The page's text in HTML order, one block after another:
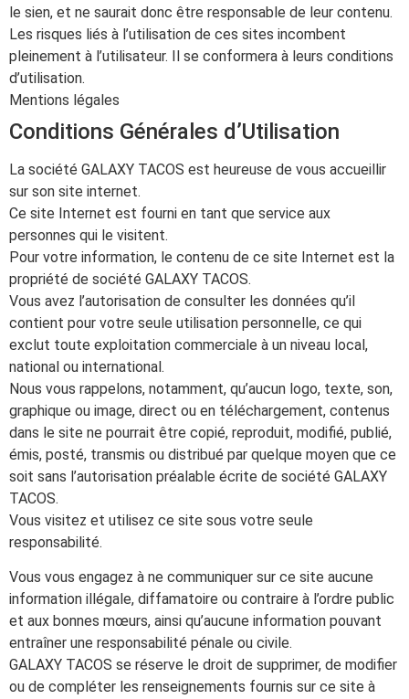
le sien, et ne saurait donc être responsable de leur contenu.
Les risques liés à l’utilisation de ces sites incombent
pleinement à l’utilisateur. Il se conformera à leurs conditions
d’utilisation.
Mentions légales
Conditions Générales d’Utilisation
La société GALAXY TACOS est heureuse de vous accueillir
sur son site internet.
Ce site Internet est fourni en tant que service aux
personnes qui le visitent.
Pour votre information, le contenu de ce site Internet est la
propriété de société GALAXY TACOS.
Vous avez l’autorisation de consulter les données qu’il
contient pour votre seule utilisation personnelle, ce qui
exclut toute exploitation commerciale à un niveau local,
national ou international.
Nous vous rappelons, notamment, qu’aucun logo, texte, son,
graphique ou image, direct ou en téléchargement, contenus
dans le site ne pourrait être copié, reproduit, modifié, publié,
émis, posté, transmis ou distribué par quelque moyen que ce
soit sans l’autorisation préalable écrite de société GALAXY
TACOS.
Vous visitez et utilisez ce site sous votre seule
responsabilité.
Vous vous engagez à ne communiquer sur ce site aucune
information illégale, diffamatoire ou contraire à l’ordre public
et aux bonnes mœurs, ainsi qu’aucune information pouvant
entraîner une responsabilité pénale ou civile.
GALAXY TACOS se réserve le droit de supprimer, de modifier
ou de compléter les renseignements fournis sur ce site à